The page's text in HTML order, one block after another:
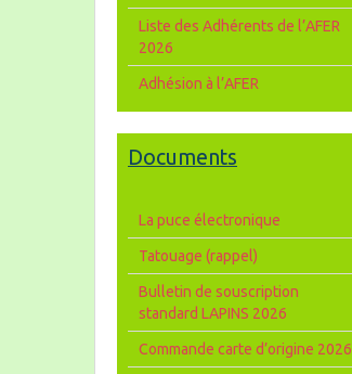
Liste des Adhérents de l’AFER
2026
Adhésion à l’AFER
Documents
La puce électronique
Tatouage (rappel)
Bulletin de souscription
standard LAPINS 2026
Commande carte d’origine 2026